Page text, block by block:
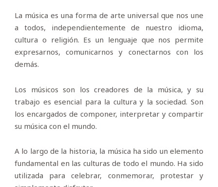
La música es una forma de arte universal que nos une
a todos, independientemente de nuestro idioma,
cultura o religión. Es un lenguaje que nos permite
expresarnos, comunicarnos y conectarnos con los
demás.
Los músicos son los creadores de la música, y su
trabajo es esencial para la cultura y la sociedad. Son
los encargados de componer, interpretar y compartir
su música con el mundo.
A lo largo de la historia, la música ha sido un elemento
fundamental en las culturas de todo el mundo. Ha sido
utilizada para celebrar, conmemorar, protestar y